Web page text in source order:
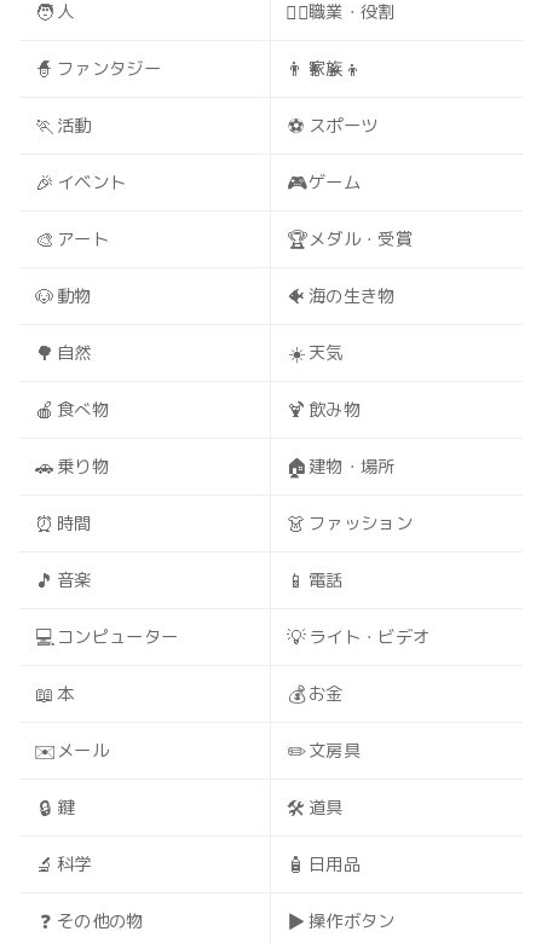
🧑 人 🧑‍⚕️職業・役割
🧙 ファンタジー 👨‍👩‍👧‍👦
家族
🏃 活動 ⚽ スポーツ
🎉 イベント 🎮ゲーム
🎨 アート 🏆メダル・受賞
🐶 動物 🐠 海の生き物
🌳 自然 ☀️ 天気
🍎 食べ物 🍹 飲み物
🚗 乗り物 🏠 建物・場所
⏰ 時間 👗 ファッション
🎵 音楽 📱 電話
💻 コンピューター 💡 ライト・ビデオ
📖 本 💰お金
✉️ メール ✏️文房具
🔒 鍵 🛠️ 道具
🔬 科学 🧴 日用品
❓ その他の物 ▶️ 操作ボタン